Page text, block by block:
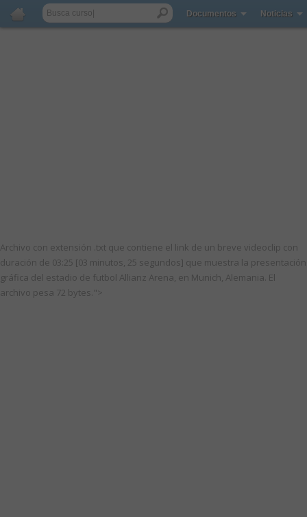
Archivo con extensión .txt que contiene el link de un breve videoclip con
duración de 03:25 [03 minutos, 25 segundos] que muestra la presentación
gráfica del estadio de futbol Allianz Arena, en Munich, Alemania. El
archivo pesa 72 bytes.">
Documentos Noticias